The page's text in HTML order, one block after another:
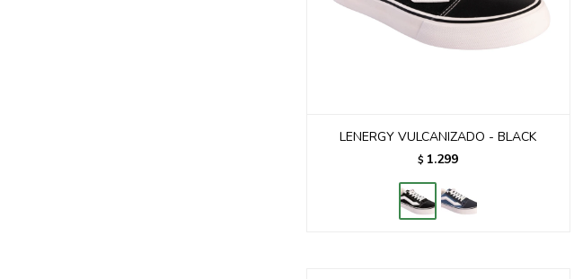
LENERGY VULCANIZADO - BLACK
$ 1.299